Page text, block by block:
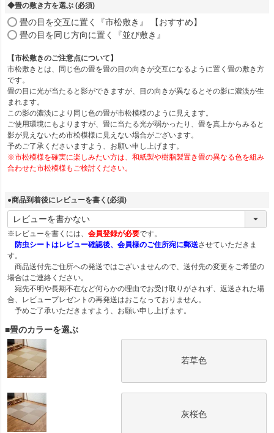
◆畳の敷き方を選ぶ (必須)
畳の目を交互に置く『市松敷き』 【おすすめ】
畳の目を同じ方向に置く『並び敷き』
【市松敷きのご注意点について】
市松敷きとは、同じ色の畳を畳の目の向きが交互になるように置く畳の敷き方
です。
畳の目に光が当たると影ができますが、目の向きが異なるとその影に濃淡が生
まれます。
この影の濃淡により同じ色の畳が市松模様のように見えます。
ご使用環境にもよりますが、畳に当たる光が弱かったり、畳を真上からみると
影が見えないため市松模様に見えない場合がございます。
予めご了承くださいますよう、お願い申し上げます。
※市松模様を確実に楽しみたい方は、和紙製や樹脂製置き畳の異なる色を組み
合わせた市松模様もご検討ください。
●商品到着後にレビューを書く (必須)
※レビューを書くには、 会員登録が必要です。
防虫シートはレビュー確認後、会員様のご住所宛に郵送させていただきま
す。
商品送付先ご住所への発送ではございませんので、送付先の変更をご希望の
場合はご連絡ください。
宛先不明や長期不在など何らかの理由でお受け取りがされず、返送された場
合、レビュープレゼントの再発送はおこなっておりません。
予めご了承いただきますよう、お願い申し上げます。
■畳のカラーを選ぶ
若草色
灰桜色